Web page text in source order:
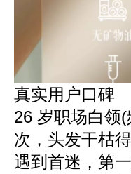
真实用户口碑
26 岁职场白领
次，头发干枯
遇到首迷，第